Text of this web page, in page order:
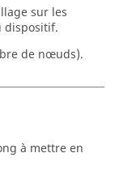
sur les
dispositif.
de nœuds).
à mettre en